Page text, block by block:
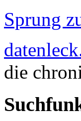
Sprung
die